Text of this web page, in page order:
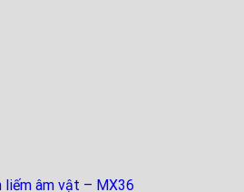
liếm âm vật – MX36